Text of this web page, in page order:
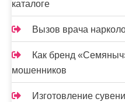
и
с
я
м
каталоге
Вызов врача
Как бренд
мошенников
Изготовление